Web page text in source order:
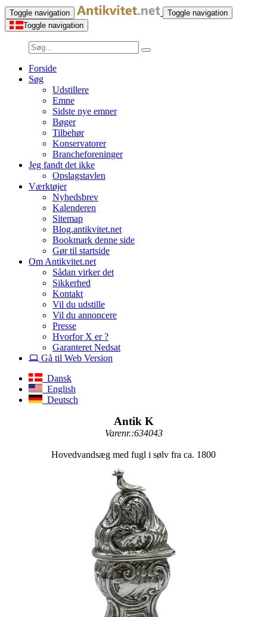
Toggle navigation
Toggle navigation
Toggle navigation
Forside
Søg
Udstillere
Emne
Sidste nye emner
Bøger
Tilbehør
Konservatorer
Brancheforeninger
Jeg fandt det ikke
Opslagstavlen
Værktøjer
Nyhedsbrev
Kalenderen
Sitemap
Blog.antikvitet.net
Bookmark denne side
Gør til startside
Om Antikvitet.net
Sådan virker det
Sikkerhed
Kontakt
Vil du udstille
Vil du annoncere
Presse
Hvorfor X er ?
Garanteret Nedsat
Gå til Web Version
Dansk
English
Deutsch
Antik K
Varenr.:634043
Hovedvandsæg med fugl i sølv fra ca. 1800